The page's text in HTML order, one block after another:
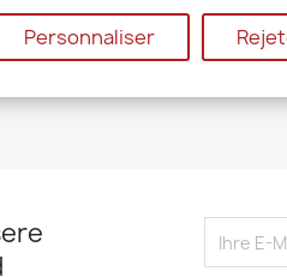
Personnaliser